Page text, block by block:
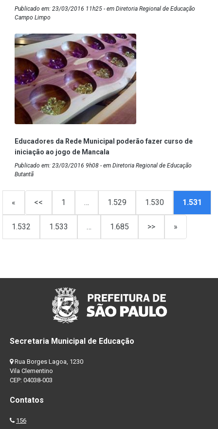
Publicado em: 23/03/2016 11h25 - em Diretoria Regional de Educação
Campo Limpo
Educadores da Rede Municipal poderão fazer curso de
iniciação ao jogo de Mancala
Publicado em: 23/03/2016 9h08 - em Diretoria Regional de Educação
Butantã
« << 1 … 1.529 1.530 1.531
1.532 1.533 … 1.685 >> »
Secretaria Municipal de Educação
Rua Borges Lagoa, 1230
Vila Clementino
CEP: 04038-003
Contatos
156